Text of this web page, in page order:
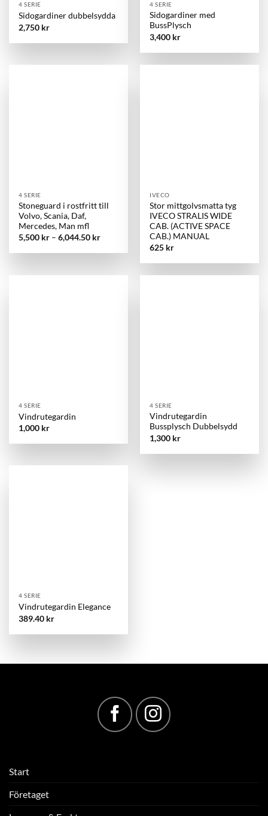
4 SERIE
Sidogardiner dubbelsydda
2,750 kr
4 SERIE
Sidogardiner med
BussPlysch
3,400 kr
4 SERIE
Stoneguard i rostfritt till
Volvo, Scania, Daf,
Mercedes, Man mfl
5,500 kr –6,044.50 kr
IVECO
Stor mittgolvsmatta tyg
IVECO STRALIS WIDE
CAB. (ACTIVE SPACE
CAB.) MANUAL
625 kr
4 SERIE
Vindrutegardin
1,000 kr
4 SERIE
Vindrutegardin
Bussplysch Dubbelsydd
1,300 kr
4 SERIE
Vindrutegardin Elegance
389.40 kr
Start
Företaget